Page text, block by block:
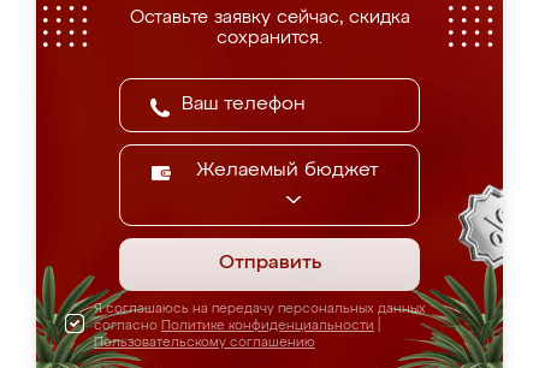
Оставьте заявку сейчас, скидка
сохранится.
Желаемый бюджет
Отправить
Я соглашаюсь на передачу персональных данных
согласно Политике конфиденциальности
Пользовательскому соглашению